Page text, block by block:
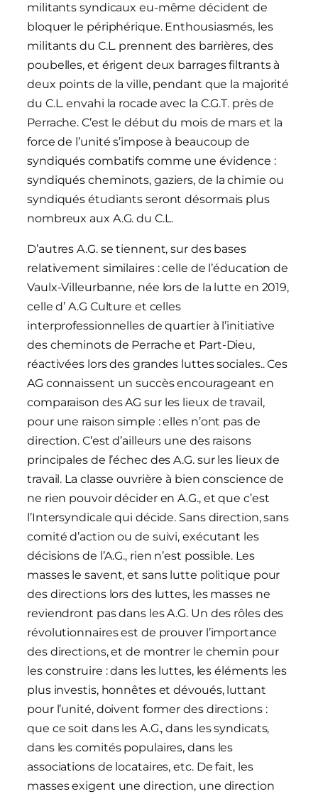
militants syndicaux eu-même décident de
bloquer le périphérique. Enthousiasmés, les
militants du C.L. prennent des barrières, des
poubelles, et érigent deux barrages filtrants à
deux points de la ville, pendant que la majorité
du C.L. envahi la rocade avec la C.G.T. près de
Perrache. C’est le début du mois de mars et la
force de l’unité s’impose à beaucoup de
syndiqués combatifs comme une évidence :
syndiqués cheminots, gaziers, de la chimie ou
syndiqués étudiants seront désormais plus
nombreux aux A.G. du C.L.
D’autres A.G. se tiennent, sur des bases
relativement similaires : celle de l’éducation de
Vaulx-Villeurbanne, née lors de la lutte en 2019,
celle d’ A.G Culture et celles
interprofessionnelles de quartier à l’initiative
des cheminots de Perrache et Part-Dieu,
réactivées lors des grandes luttes sociales.. Ces
AG connaissent un succès encourageant en
comparaison des AG sur les lieux de travail,
pour une raison simple : elles n’ont pas de
direction. C’est d’ailleurs une des raisons
principales de l’échec des A.G. sur les lieux de
travail. La classe ouvrière à bien conscience de
ne rien pouvoir décider en A.G., et que c’est
l’Intersyndicale qui décide. Sans direction, sans
comité d’action ou de suivi, exécutant les
décisions de l’A.G., rien n’est possible. Les
masses le savent, et sans lutte politique pour
des directions lors des luttes, les masses ne
reviendront pas dans les A.G. Un des rôles des
révolutionnaires est de prouver l’importance
des directions, et de montrer le chemin pour
les construire : dans les luttes, les éléments les
plus investis, honnêtes et dévoués, luttant
pour l’unité, doivent former des directions :
que ce soit dans les A.G., dans les syndicats,
dans les comités populaires, dans les
associations de locataires, etc. De fait, les
masses exigent une direction, une direction